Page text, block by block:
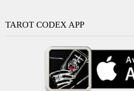
TAROT CODEX APP